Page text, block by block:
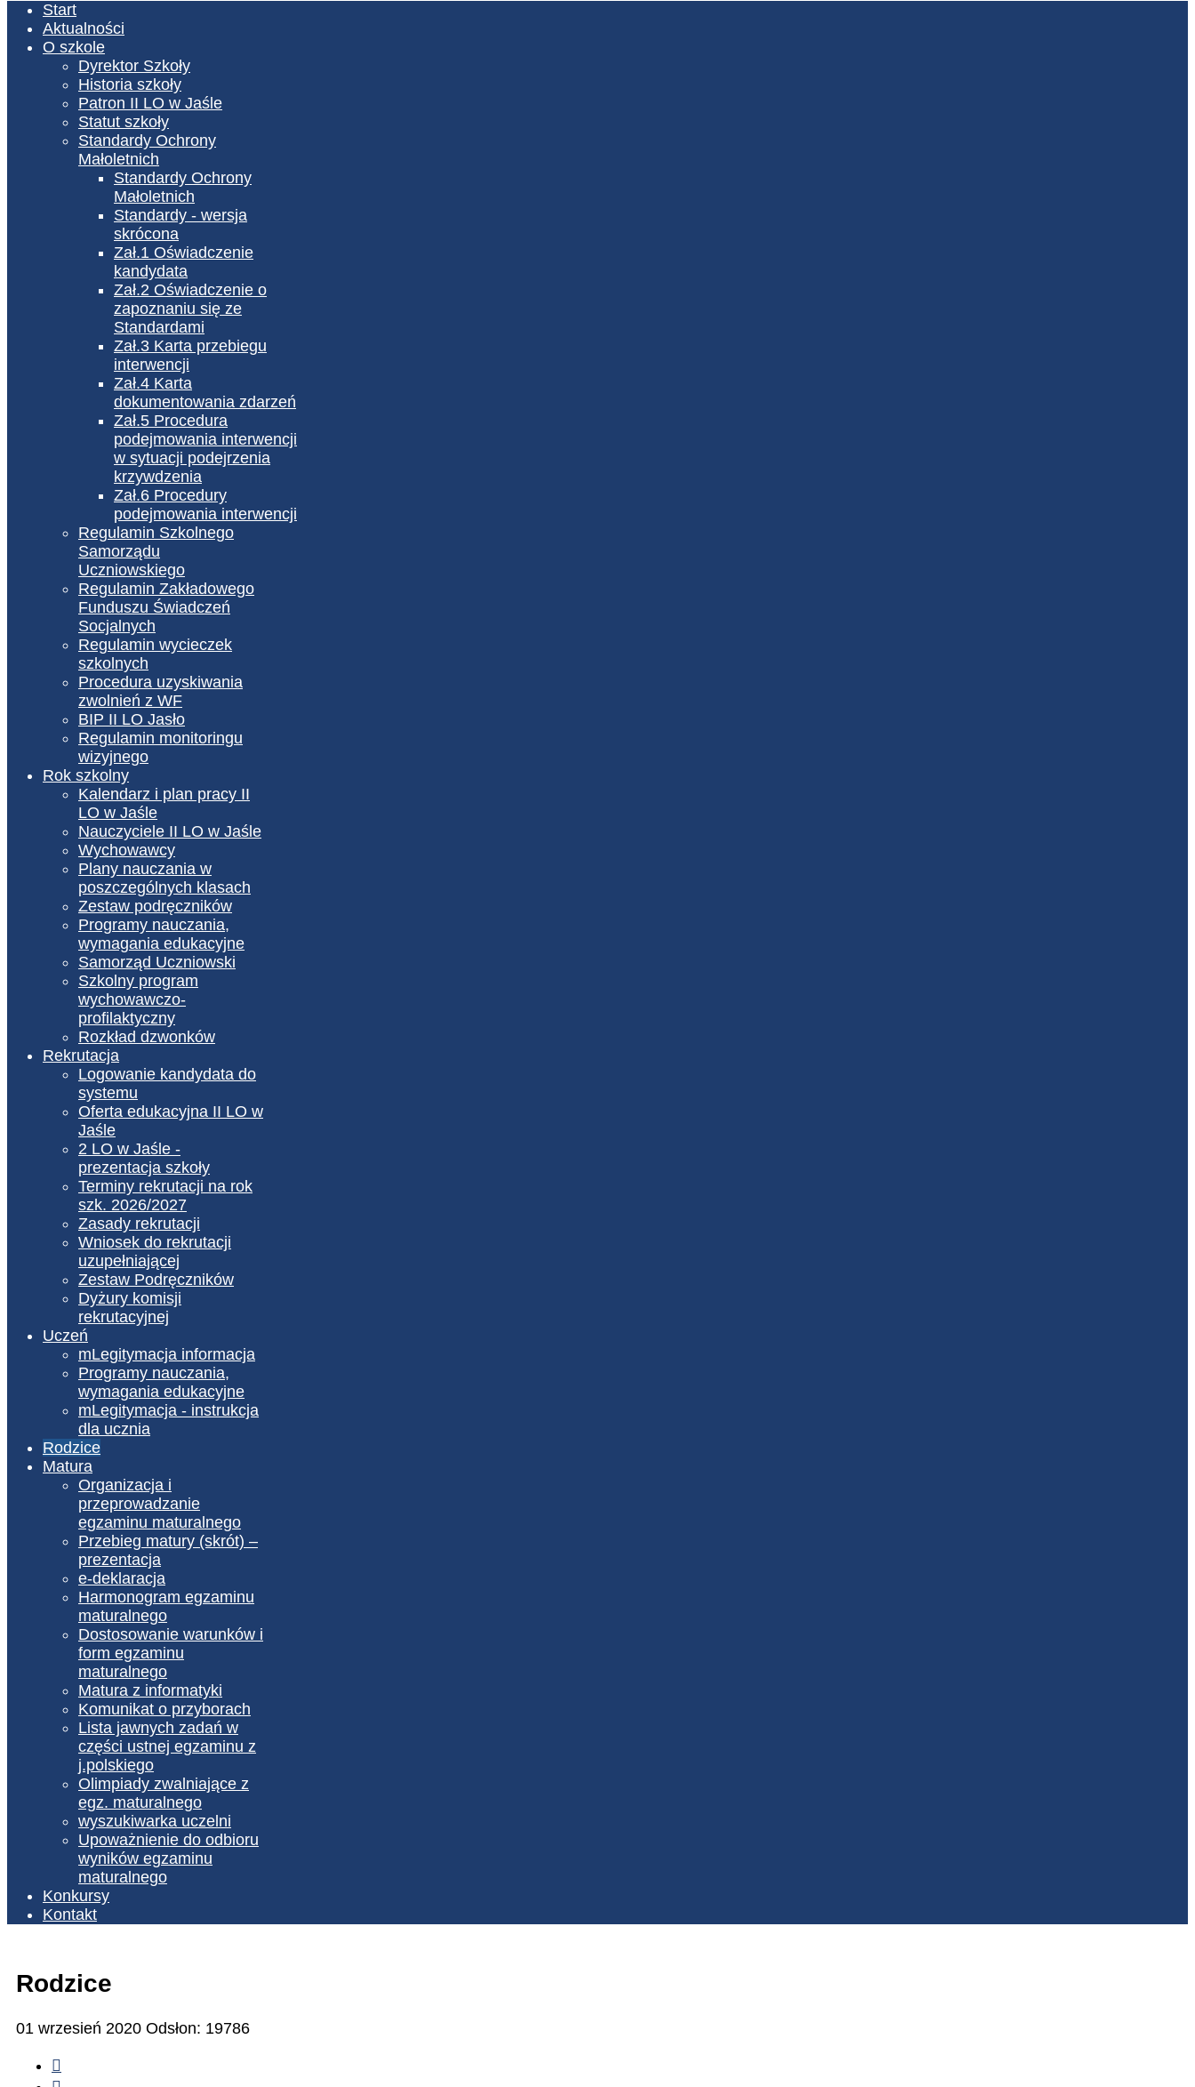
Start
Aktualności
O szkole
Dyrektor Szkoły
Historia szkoły
Patron II LO w Jaśle
Statut szkoły
Standardy Ochrony
Małoletnich
Standardy Ochrony
Małoletnich
Standardy - wersja
skrócona
Zał.1 Oświadczenie
kandydata
Zał.2 Oświadczenie o
zapoznaniu się ze
Standardami
Zał.3 Karta przebiegu
interwencji
Zał.4 Karta
dokumentowania zdarzeń
Zał.5 Procedura
podejmowania interwencji
w sytuacji podejrzenia
krzywdzenia
Zał.6 Procedury
podejmowania interwencji
Regulamin Szkolnego
Samorządu
Uczniowskiego
Regulamin Zakładowego
Funduszu Świadczeń
Socjalnych
Regulamin wycieczek
szkolnych
Procedura uzyskiwania
zwolnień z WF
BIP II LO Jasło
Regulamin monitoringu
wizyjnego
Rok szkolny
Kalendarz i plan pracy II
LO w Jaśle
Nauczyciele II LO w Jaśle
Wychowawcy
Plany nauczania w
poszczególnych klasach
Zestaw podręczników
Programy nauczania,
wymagania edukacyjne
Samorząd Uczniowski
Szkolny program
wychowawczo-
profilaktyczny
Rozkład dzwonków
Rekrutacja
Logowanie kandydata do
systemu
Oferta edukacyjna II LO w
Jaśle
2 LO w Jaśle -
prezentacja szkoły
Terminy rekrutacji na rok
szk. 2026/2027
Zasady rekrutacji
Wniosek do rekrutacji
uzupełniającej
Zestaw Podręczników
Dyżury komisji
rekrutacyjnej
Uczeń
mLegitymacja informacja
Programy nauczania,
wymagania edukacyjne
mLegitymacja - instrukcja
dla ucznia
Rodzice
Matura
Organizacja i
przeprowadzanie
egzaminu maturalnego
Przebieg matury (skrót) –
prezentacja
e-deklaracja
Harmonogram egzaminu
maturalnego
Dostosowanie warunków i
form egzaminu
maturalnego
Matura z informatyki
Komunikat o przyborach
Lista jawnych zadań w
części ustnej egzaminu z
j.polskiego
Olimpiady zwalniające z
egz. maturalnego
wyszukiwarka uczelni
Upoważnienie do odbioru
wyników egzaminu
maturalnego
Konkursy
Kontakt
Rodzice
01 wrzesień 2020 Odsłon: 19786